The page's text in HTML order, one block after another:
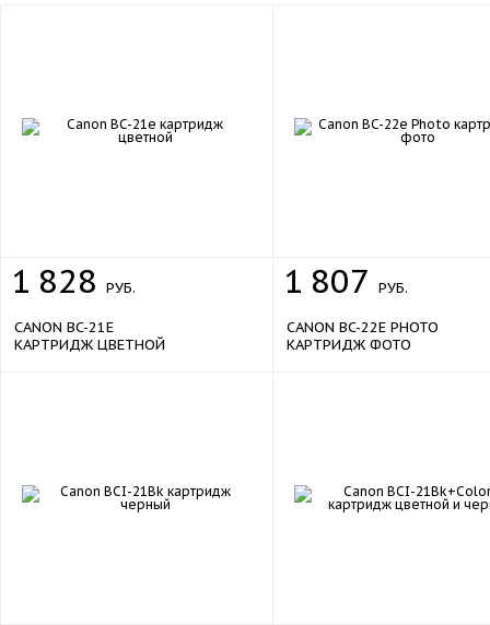
1 828 РУБ.
CANON BC-21E
КАРТРИДЖ ЦВЕТНОЙ
1 807 РУБ.
CANON BC-22E PHOTO
КАРТРИДЖ ФОТО